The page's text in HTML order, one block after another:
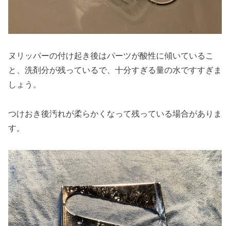
ヌリッパーの付け起き後はパーツが酸性に傾いているこ
と、洗剤分が残っているで、十分すぎる量の水ですすぎま
しょう。
つけおき後汚れが柔らかくなって残っている場合がありま
す。